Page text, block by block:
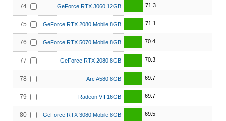
74 GeForce RTX 3060 12GB 71.3
75 GeForce RTX 2080 Mobile 8GB 71.1
76 GeForce RTX 5070 Mobile 8GB 70.4
77 GeForce RTX 2080 8GB 70.3
78 Arc A580 8GB 69.7
79 Radeon VII 16GB 69.7
80 GeForce RTX 3080 Mobile 8GB 69.5